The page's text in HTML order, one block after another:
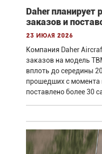
Daher планирует
заказов и
23 июля 2026
Компания Daher
заказов на модель
вплоть до середины
прошедших с момента
поставлено более 30